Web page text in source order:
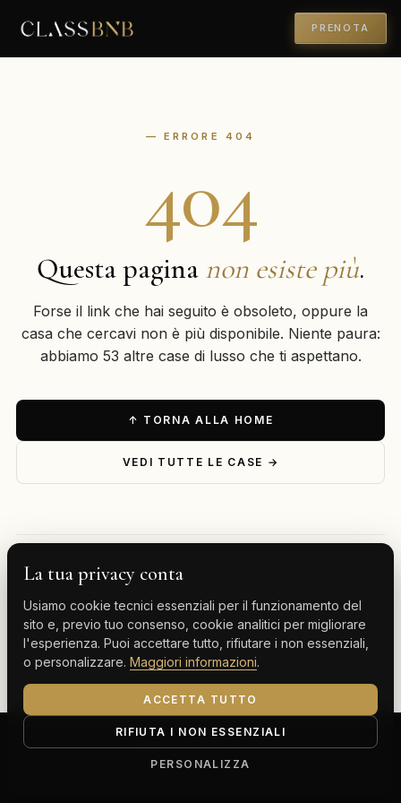
PRENOTA
— ERRORE 404
404
Questa pagina non esiste più.
Forse il link che hai seguito è obsoleto, oppure la
casa che cercavi non è più disponibile. Niente paura:
abbiamo 53 altre case di lusso che ti aspettano.
↑ TORNA ALLA HOME
VEDI TUTTE LE CASE →
— ESPLORA PER DESTINAZIONE
Milano Cervinia Tenerife Gran Canaria
Monte Carlo
Corso Buenos Aires 64, 20124 Milano (MI)
La tua privacy conta
Usiamo cookie tecnici essenziali per il funzionamento del
sito e, previo tuo consenso, cookie analitici per migliorare
l'esperienza. Puoi accettare tutto, rifiutare i non essenziali,
o personalizzare. Maggiori informazioni.
ACCETTA TUTTO
RIFIUTA I NON ESSENZIALI
PERSONALIZZA